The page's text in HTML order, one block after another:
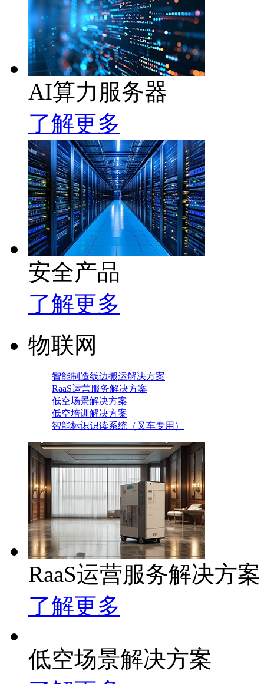
AI算力服务器
了解更多
安全产品
了解更多
物联网
智能制造线边搬运解决方案
RaaS运营服务解决方案
低空场景解决方案
低空培训解决方案
智能标识识读系统（叉车专用）
RaaS运营服务解决方案
了解更多
低空场景解决方案